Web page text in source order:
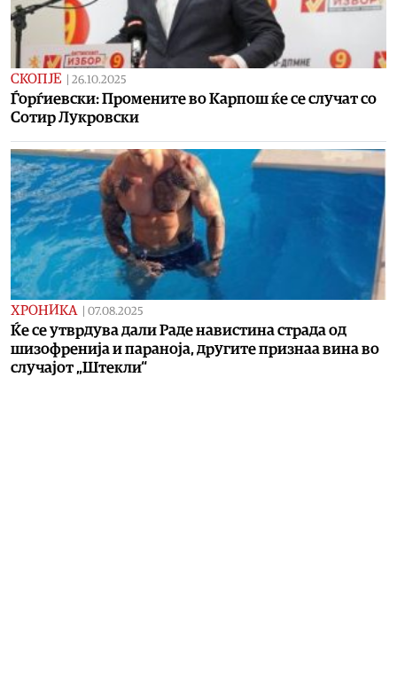
СКОПЈЕ | 26.10.2025
Ѓорѓиевски: Промените во Карпош ќе се случат со
Сотир Лукровски
ХРОНИКА | 07.08.2025
Ќе се утврдува дали Раде навистина страда од
шизофренија и параноја, другите признаа вина во
случајот „Штекли“